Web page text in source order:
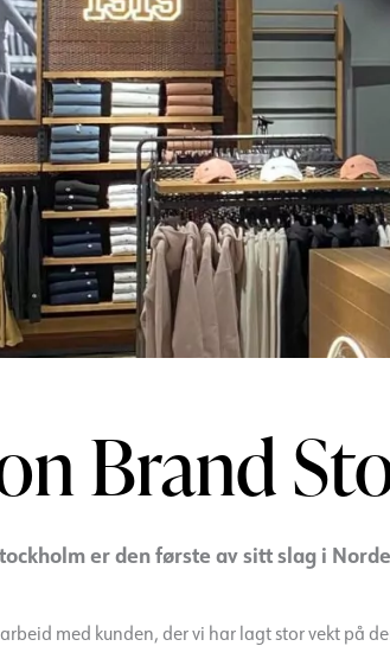
Brand
er den første av sitt slag i
med kunden, der vi har lagt stor vekt på